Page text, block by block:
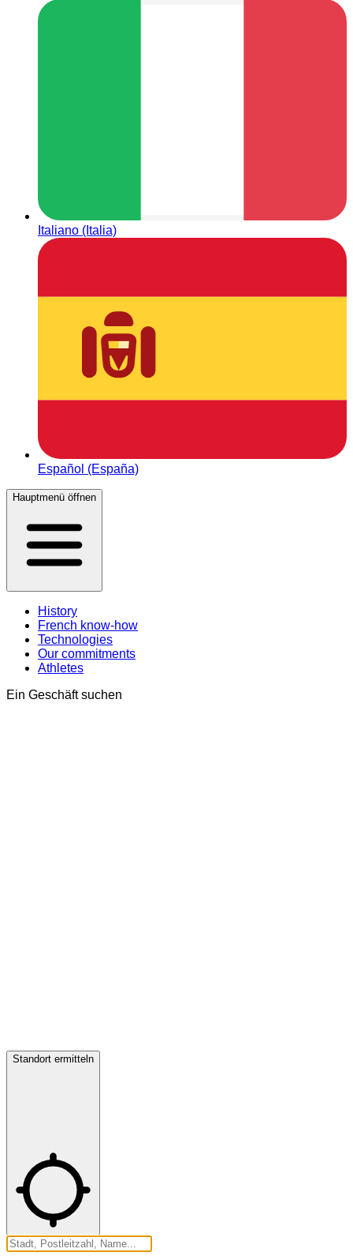
Italiano (Italia)
Español (España)
Hauptmenü öffnen
History
French know-how
Technologies
Our commitments
Athletes
Ein Geschäft suchen
Standort ermitteln